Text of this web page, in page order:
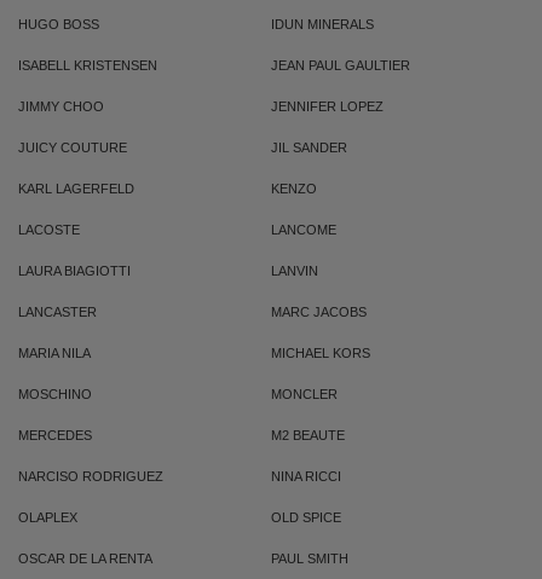
HUGO BOSS IDUN MINERALS
ISABELL KRISTENSEN JEAN PAUL GAULTIER
JIMMY CHOO JENNIFER LOPEZ
JUICY COUTURE JIL SANDER
KARL LAGERFELD KENZO
LACOSTE LANCOME
LAURA BIAGIOTTI LANVIN
LANCASTER MARC JACOBS
MARIA NILA MICHAEL KORS
MOSCHINO MONCLER
MERCEDES M2 BEAUTE
NARCISO RODRIGUEZ NINA RICCI
OLAPLEX OLD SPICE
OSCAR DE LA RENTA PAUL SMITH